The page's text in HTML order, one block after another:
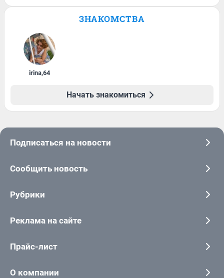
ЗНАКОМСТВА
irina,64
Начать знакомиться
Подписаться на новости
Сообщить новость
Рубрики
Реклама на сайте
Прайс-лист
О компании